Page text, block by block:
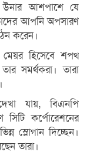
উনার আশপাশে যে
আপনি অপসারণ
করেন।
হিসেবে শপথ
সমর্থকরা। তারা
যায়, বিএনপি
সিটি কর্পোরেশনের
স্লোগান দিচ্ছেন।
তারা।